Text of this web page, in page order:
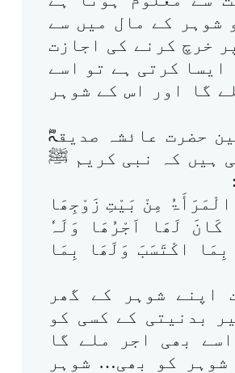
شوہر کے مال میں سے
خرچ کرنے کی اجازت
ایسا کرتی ہے تو اسے
گا اور اس کے شوہر
حضرت عائشہ صدیقہؓ
ہیں کہ نبی کریم ﷺ
مِنْ بَیْتِ زَوْجِھَا
کَانَ لَھَا اَجْرُھَا وَلَہٗ
اکْتَسَبَ وَلَھَا بِمَا
اپنے شوہر کے گھر
بدنیتی کے کسی کو
اسے بھی اجر ملے گا
شوہر کو بھی… شوہر